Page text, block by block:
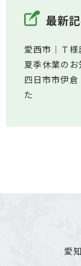
最新
愛西市│Ｔ様
夏季休業のお
四日市市伊
た
愛